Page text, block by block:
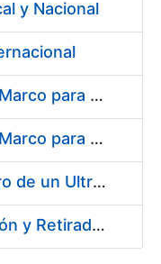
y Nacional
Contratación de Contrato Marco para el Suministro de Material de Electricidad e Iluminación, Bienio 2018-2019
Contratación de Contrato Marco para el Suministro de Material de Transmisiones, Rodamientos y Estanqueidad, Bienio 2018-2019
Contratación del Suministro de un Ultramicrodurómetro
Contratación de Enajenación y Retirada de Recortes Sobrantes y Desperdicios de Papel Impreso y No Impreso durante 2018